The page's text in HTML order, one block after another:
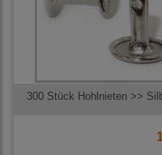
300 Stück Hohlnieten >>